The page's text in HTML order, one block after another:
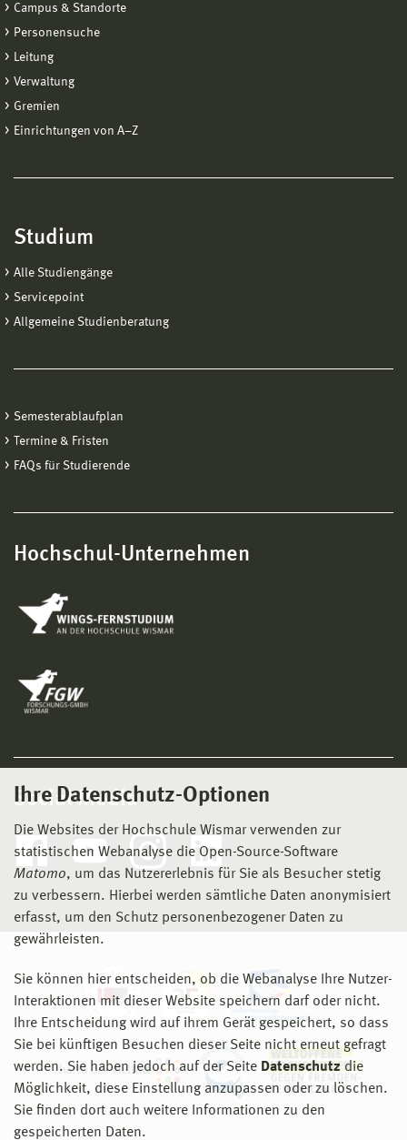
Ihre Datenschutz-Optionen
Die Websites der Hochschule Wismar verwenden zur
statistischen Webanalyse die Open-Source-Software
Matomo, um das Nutzererlebnis für Sie als Besucher stetig
zu verbessern. Hierbei werden sämtliche Daten anonymisiert
erfasst, um den Schutz personenbezogener Daten zu
gewährleisten.
Sie können hier entscheiden, ob die Webanalyse Ihre Nutzer-
Interaktionen mit dieser Website speichern darf oder nicht.
Ihre Entscheidung wird auf ihrem Gerät gespeichert, so dass
Sie bei künftigen Besuchen dieser Seite nicht erneut gefragt
werden. Sie haben jedoch auf der Seite Datenschutz die
Möglichkeit, diese Einstellung anzupassen oder zu löschen.
Sie finden dort auch weitere Informationen zu den
gespeicherten Daten.
Campus & Standorte
Personensuche
Leitung
Verwaltung
Gremien
Einrichtungen von A−Z
Studium
Alle Studiengänge
Servicepoint
Allgemeine Studienberatung
Semesterablaufplan
Termine & Fristen
FAQs für Studierende
Hochschul-Unternehmen
Social Media